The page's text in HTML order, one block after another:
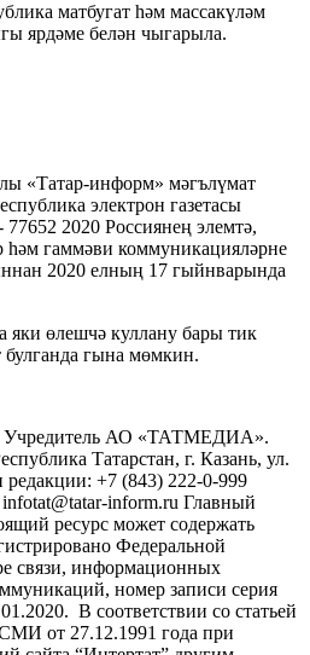
матбугат һәм массакүләм
ярдәме белән чыгарыла.
информ» мәгълүмат
электрон газетасы
2020 Россиянең элемтә,
һәм гаммәви коммуникацияләрне
2020 елның 17 гыйнварында
өлешчә куллану бары тик
булганда гына мөмкин.
Учредитель АО «ТАТМЕДИА».
Татарстан, г. Казань, ул.
редакции: +7 (843) 222-0-999
inform.ru Главный
ресурс может содержать
Федеральной
связи, информационных
номер записи серия
В соответствии со статьей
от 27.12.1991 года при